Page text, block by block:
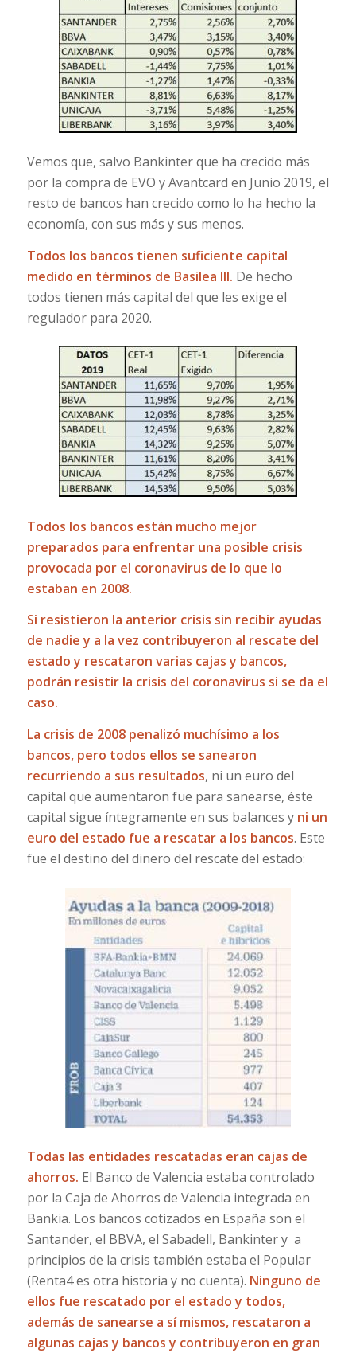
Vemos que, salvo Bankinter que ha crecido más
por la compra de EVO y Avantcard en Junio 2019, el
resto de bancos han crecido como lo ha hecho la
economía, con sus más y sus menos.
Todos los bancos tienen suficiente capital
medido en términos de Basilea III. De hecho
todos tienen más capital del que les exige el
regulador para 2020.
Todos los bancos están mucho mejor
preparados para enfrentar una posible crisis
provocada por el coronavirus de lo que lo
estaban en 2008.
Si resistieron la anterior crisis sin recibir ayudas
de nadie y a la vez contribuyeron al rescate del
estado y rescataron varias cajas y bancos,
podrán resistir la crisis del coronavirus si se da el
caso.
La crisis de 2008 penalizó muchísimo a los
bancos, pero todos ellos se sanearon
recurriendo a sus resultados, ni un euro del
capital que aumentaron fue para sanearse, éste
capital sigue íntegramente en sus balances y ni un
euro del estado fue a rescatar a los bancos. Este
fue el destino del dinero del rescate del estado:
Todas las entidades rescatadas eran cajas de
ahorros. El Banco de Valencia estaba controlado
por la Caja de Ahorros de Valencia integrada en
Bankia. Los bancos cotizados en España son el
Santander, el BBVA, el Sabadell, Bankinter y a
principios de la crisis también estaba el Popular
(Renta4 es otra historia y no cuenta). Ninguno de
ellos fue rescatado por el estado y todos,
además de sanearse a sí mismos, rescataron a
algunas cajas y bancos y contribuyeron en gran